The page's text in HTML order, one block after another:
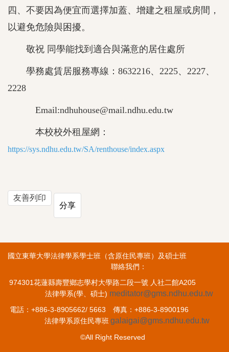
四、不要因為便宜而選擇加蓋、增建之租屋或房間，
以避免危險與困擾。
敬祝 同學能找到適合與滿意的居住處所
學務處賃居服務專線：8632216、2225、2227、
2228
Email:ndhuhouse@mail.ndhu.edu.tw
本校校外租屋網：
https://sys.ndhu.edu.tw/SA/renthouse/index.aspx
友善列印
分享
國立東華大學法律學系學士班（含原住民專班）及碩士班
聯絡我們：
974301花蓮縣壽豐鄉志學村大學路二段一號 人社二館A205
法律學系(學、碩士) meditator@gms.ndhu.edu.tw
電話：+886-3-8905662/ 5663 傳真：+886-3-8900196
法律學系原住民專班 galaigai@gms.ndhu.edu.tw
©All Right Reserved